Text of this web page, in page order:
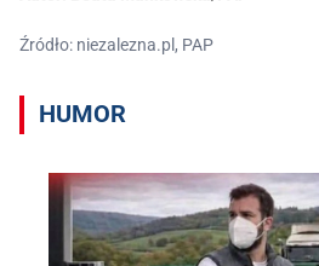
Źródło: niezalezna.pl, PAP
HUMOR